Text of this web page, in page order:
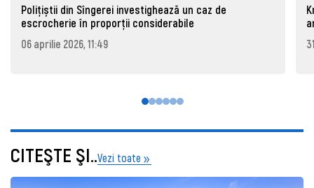
Polițiștii din Sîngerei investighează un caz de
escrocherie în proporții considerabile
06 aprilie 2026, 11:49
CITEŞTE ŞI..Vezi toate